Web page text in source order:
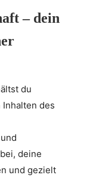
– dein
du
des
deine
und gezielt